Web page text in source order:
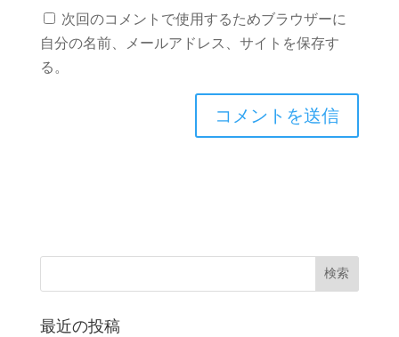
次回のコメントで使用するためブラウザーに
自分の名前、メールアドレス、サイトを保存す
る。
最近の投稿